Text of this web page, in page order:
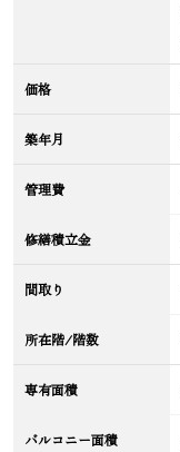
価格
築年月
管理費
修繕積立金
間取り
所在階/階数
専有面積
バルコニー面積